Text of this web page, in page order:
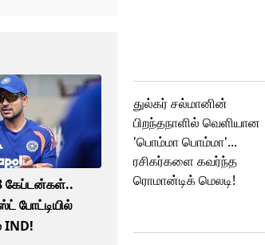
கேப்டன்கள்..
போட்டியில்
IND!
துல்கர் சல்மானின்
பிறந்தநாளில் வெளியான
'பொம்மா பொம்மா'...
ரசிகர்களை கவர்ந்த
ரொமான்டிக் மெலடி!